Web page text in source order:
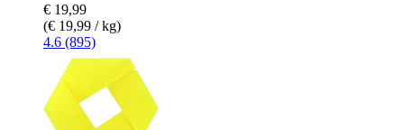
€ 19,99
(€ 19,99 / kg)
4.6 (895)